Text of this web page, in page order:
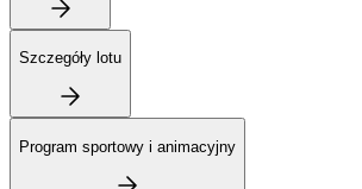
Szczegóły lotu
Program sportowy i animacyjny